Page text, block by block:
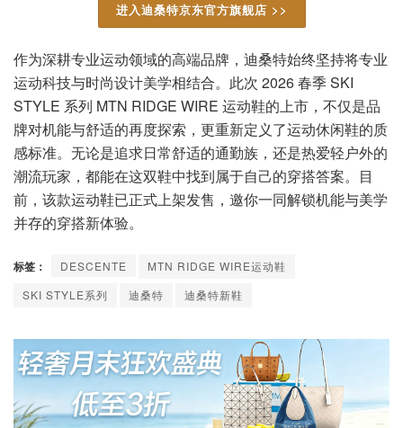
进入迪桑特京东官方旗舰店 >>
作为深耕专业运动领域的高端品牌，迪桑特始终坚持将专业
运动科技与时尚设计美学相结合。此次 2026 春季 SKI
STYLE 系列 MTN RIDGE WIRE 运动鞋的上市，不仅是品
牌对机能与舒适的再度探索，更重新定义了运动休闲鞋的质
感标准。无论是追求日常舒适的通勤族，还是热爱轻户外的
潮流玩家，都能在这双鞋中找到属于自己的穿搭答案。目
前，该款运动鞋已正式上架发售，邀你一同解锁机能与美学
并存的穿搭新体验。
标签： DESCENTE
MTN RIDGE WIRE运动鞋
SKI STYLE系列
迪桑特 迪桑特新鞋